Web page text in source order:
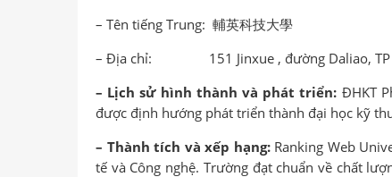
– Tên tiếng Trung: 輔英科技大學
– Địa chỉ: 151 Jinxue , đường Daliao, TP
– Lịch sử hình thành và phát triển: ĐHKT
được định hướng phát triển thành đại học kỹ
– Thành tích và xếp hạng:Ranking Web
tế và Công nghệ. Trường đạt chuẩn về chất